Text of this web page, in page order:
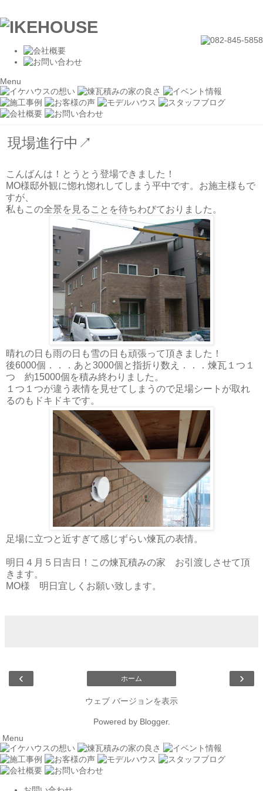
Menu
現場進行中↗
こんばんは！とうとう登場できました！
MO様邸外観に惚れ惚れしてしまう平中です。お施主様もで
すが、
私もこの全景を見ることを待ちわびておりました。
晴れの日も雨の日も雪の日も頑張って頂きました！
後6000個．．．あと3000個と指折り数え．．．煉瓦１つ１
つ 約15000個を積み終わりました。
１つ１つが違う表情を見せてしまうので足場シートが取れ
るのもドキドキです。
足場に立つと近すぎて感じずらい煉瓦の表情。
明日４月５日吉日！この煉瓦積みの家 お引渡しさせて頂
きます。
MO様 明日宜しくお願い致します。
‹ ›
ホーム
ウェブ バージョンを表示
Powered by Blogger.
Menu